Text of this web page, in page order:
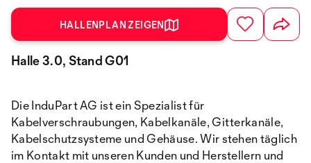
HALLENPLAN ZEIGEN
Halle 3.0, Stand G01
Die InduPart AG ist ein Spezialist für
Kabelverschraubungen, Kabelkanäle, Gitterkanäle,
Kabelschutzsysteme und Gehäuse. Wir stehen täglich
im Kontakt mit unseren Kunden und Herstellern und